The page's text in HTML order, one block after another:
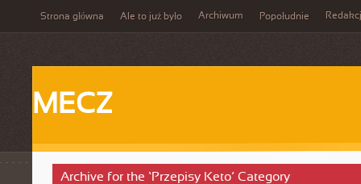
Strona główna Ale to już było Archiwum Popołudnie
MECZ
Archive for the ‘Przepisy Keto’ Category